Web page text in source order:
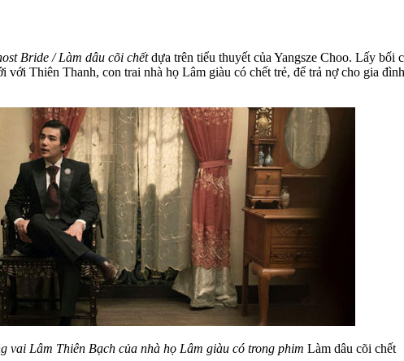
Bride / Làm dâu cõi chếtdựa trên tiểu thuyết của Yangsze Choo. Lấy bối
Thiên Thanh, con trai nhà họ Lâm giàu có chết trẻ, để trả nợ cho gia
vai Lâm Thiên Bạch của nhà họ Lâm giàu có trong phim Làm dâu cõi chết